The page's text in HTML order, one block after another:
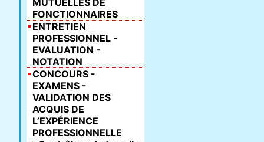
MUTUELLES DE
FONCTIONNAIRES
ENTRETIEN
PROFESSIONNEL -
EVALUATION -
NOTATION
CONCOURS -
EXAMENS -
VALIDATION DES
ACQUIS DE
L’EXPÉRIENCE
PROFESSIONNELLE